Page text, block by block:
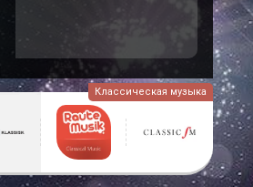
Классическая музыка